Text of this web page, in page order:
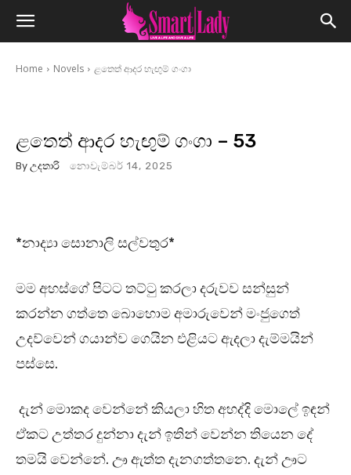
Home Novels ළතෙත් ආදර හැඟුම් ගංගා
ළතෙත් ආදර හැඟුම් ගංගා – 53
By උදතාරි නොවැම්බර් 14, 2025
*නාද්‍යා සොනාලි සල්වතුර*
මම අහස්ගේ පිටට තට්ටු කරලා දරුවව සන්සුන්
කරන්න ගත්තෙ බොහොම අමාරුවෙන් මංජුගෙත්
උදව්වෙන් ගයාන්ව ගෙයින එළියට ඇදලා දැම්මයින්
පස්සෙ.
දැන් මොකද වෙන්නේ කියලා හිත අහද්දි මොලේ ඉඳන්
ඒකට උත්තර දුන්නා දැන් ඉතින් වෙන්න තියෙන දේ
තමයි වෙන්නේ. ඌ ඇත්ත දැනගත්තනෙ. දැන් ඌට